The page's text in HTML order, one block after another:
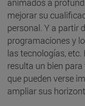
mejorar su
personal. Y a partir
programaciones y
las tecnologías,
resulta un bien
que pueden verse
ampliar sus